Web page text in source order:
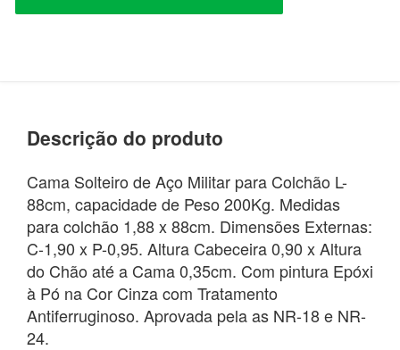
Descrição do produto
Cama Solteiro de Aço Militar para Colchão L-
88cm, capacidade de Peso 200Kg. Medidas
para colchão 1,88 x 88cm. Dimensões Externas:
C-1,90 x P-0,95. Altura Cabeceira 0,90 x Altura
do Chão até a Cama 0,35cm. Com pintura Epóxi
à Pó na Cor Cinza com Tratamento
Antiferruginoso. Aprovada pela as NR-18 e NR-
24.